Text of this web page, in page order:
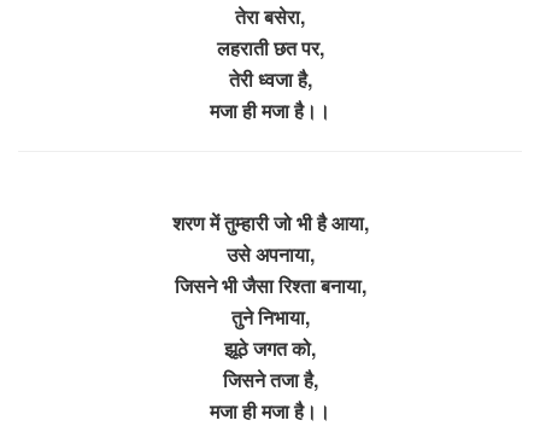
तेरा बसेरा,
लहराती छत पर,
तेरी ध्वजा है,
मजा ही मजा है।।
शरण में तुम्हारी जो भी है आया,
उसे अपनाया,
जिसने भी जैसा रिश्ता बनाया,
तुने निभाया,
झूठे जगत को,
जिसने तजा है,
मजा ही मजा है।।